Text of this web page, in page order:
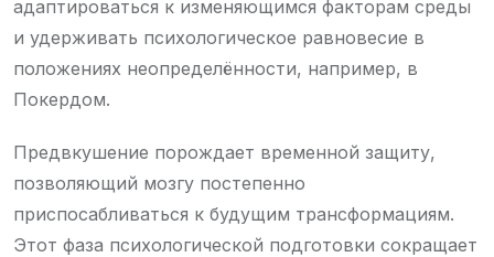
адаптироваться к изменяющимся факторам среды
и удерживать психологическое равновесие в
положениях неопределённости, например, в
Покердом.
Предвкушение порождает временной защиту,
позволяющий мозгу постепенно
приспосабливаться к будущим трансформациям.
Этот фаза психологической подготовки сокращает